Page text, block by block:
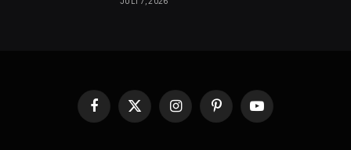
Facebook
X
InstagramPinterestYouTube